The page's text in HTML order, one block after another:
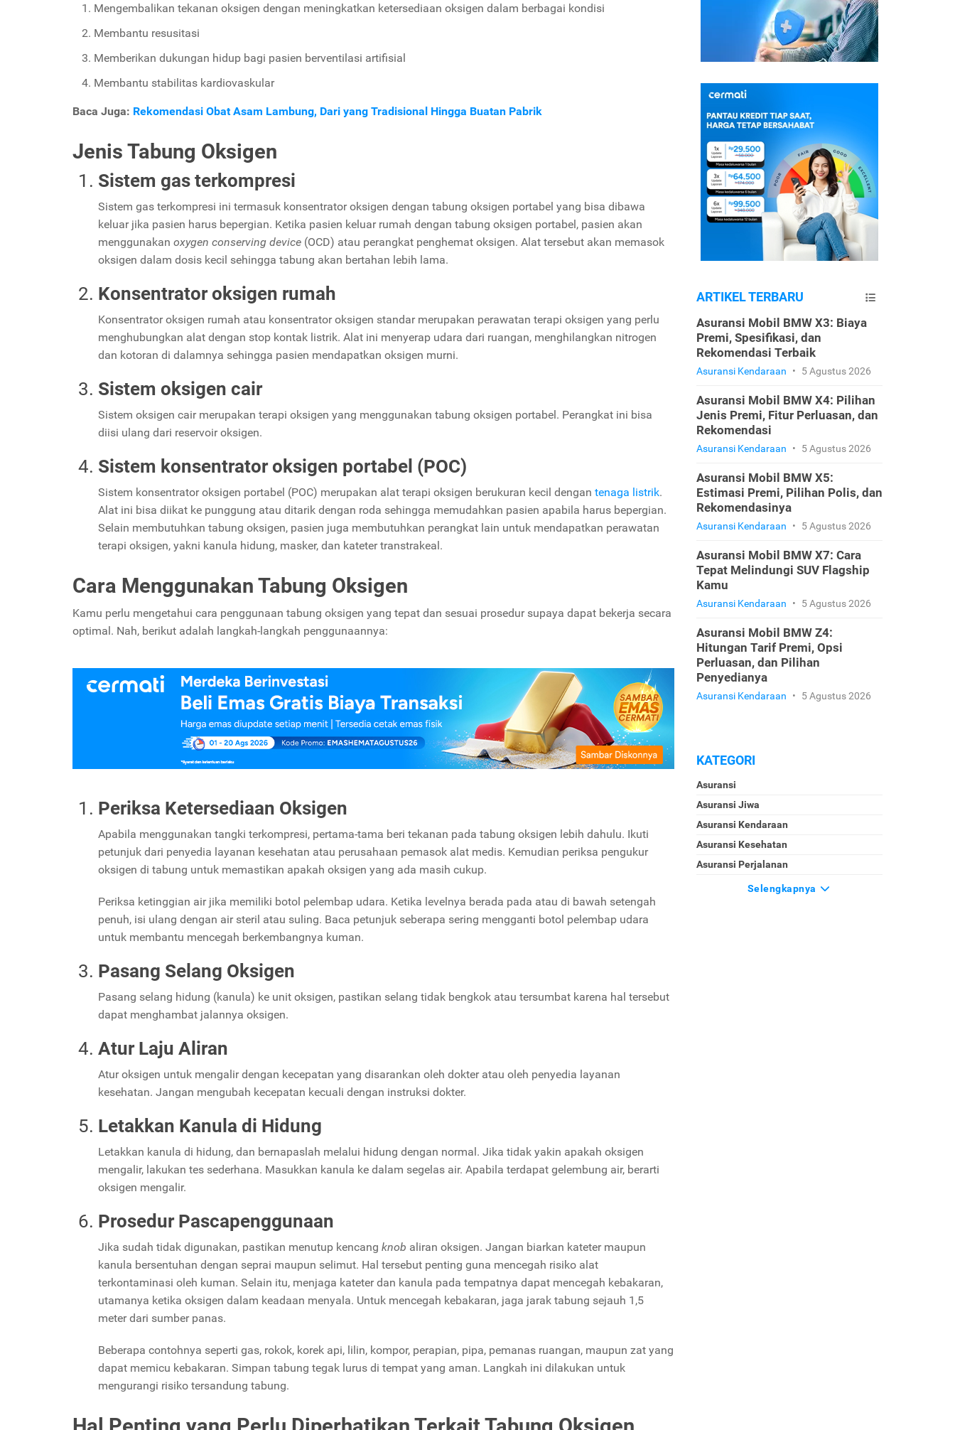
Mengembalikan tekanan oksigen dengan meningkatkan ketersediaan oksigen dalam berbagai kondisi
Membantu resusitasi
Memberikan dukungan hidup bagi pasien berventilasi artifisial
Membantu stabilitas kardiovaskular
Baca Juga: Rekomendasi Obat Asam Lambung, Dari yang Tradisional Hingga Buatan Pabrik
Jenis Tabung Oksigen
Sistem gas terkompresi
Sistem gas terkompresi ini termasuk konsentrator oksigen dengan tabung oksigen portabel yang bisa dibawa
keluar jika pasien harus bepergian. Ketika pasien keluar rumah dengan tabung oksigen portabel, pasien akan
menggunakan oxygen conserving device (OCD) atau perangkat penghemat oksigen. Alat tersebut akan memasok
oksigen dalam dosis kecil sehingga tabung akan bertahan lebih lama.
Konsentrator oksigen rumah
Konsentrator oksigen rumah atau konsentrator oksigen standar merupakan perawatan terapi oksigen yang perlu
menghubungkan alat dengan stop kontak listrik. Alat ini menyerap udara dari ruangan, menghilangkan nitrogen
dan kotoran di dalamnya sehingga pasien mendapatkan oksigen murni.
Sistem oksigen cair
Sistem oksigen cair merupakan terapi oksigen yang menggunakan tabung oksigen portabel. Perangkat ini bisa
diisi ulang dari reservoir oksigen.
Sistem konsentrator oksigen portabel (POC)
Sistem konsentrator oksigen portabel (POC) merupakan alat terapi oksigen berukuran kecil dengan tenaga listrik.
Alat ini bisa diikat ke punggung atau ditarik dengan roda sehingga memudahkan pasien apabila harus bepergian.
Selain membutuhkan tabung oksigen, pasien juga membutuhkan perangkat lain untuk mendapatkan perawatan
terapi oksigen, yakni kanula hidung, masker, dan kateter transtrakeal.
Cara Menggunakan Tabung Oksigen
Kamu perlu mengetahui cara penggunaan tabung oksigen yang tepat dan sesuai prosedur supaya dapat bekerja secara
optimal. Nah, berikut adalah langkah-langkah penggunaannya:
Periksa Ketersediaan Oksigen
Apabila menggunakan tangki terkompresi, pertama-tama beri tekanan pada tabung oksigen lebih dahulu. Ikuti
petunjuk dari penyedia layanan kesehatan atau perusahaan pemasok alat medis. Kemudian periksa pengukur
oksigen di tabung untuk memastikan apakah oksigen yang ada masih cukup.
Periksa ketinggian air jika memiliki botol pelembap udara. Ketika levelnya berada pada atau di bawah setengah
penuh, isi ulang dengan air steril atau suling. Baca petunjuk seberapa sering mengganti botol pelembap udara
untuk membantu mencegah berkembangnya kuman.
Pasang Selang Oksigen
Pasang selang hidung (kanula) ke unit oksigen, pastikan selang tidak bengkok atau tersumbat karena hal tersebut
dapat menghambat jalannya oksigen.
Atur Laju Aliran
Atur oksigen untuk mengalir dengan kecepatan yang disarankan oleh dokter atau oleh penyedia layanan
kesehatan. Jangan mengubah kecepatan kecuali dengan instruksi dokter.
Letakkan Kanula di Hidung
Letakkan kanula di hidung, dan bernapaslah melalui hidung dengan normal. Jika tidak yakin apakah oksigen
mengalir, lakukan tes sederhana. Masukkan kanula ke dalam segelas air. Apabila terdapat gelembung air, berarti
oksigen mengalir.
Prosedur Pascapenggunaan
Jika sudah tidak digunakan, pastikan menutup kencang knob aliran oksigen. Jangan biarkan kateter maupun
kanula bersentuhan dengan seprai maupun selimut. Hal tersebut penting guna mencegah risiko alat
terkontaminasi oleh kuman. Selain itu, menjaga kateter dan kanula pada tempatnya dapat mencegah kebakaran,
utamanya ketika oksigen dalam keadaan menyala. Untuk mencegah kebakaran, jaga jarak tabung sejauh 1,5
meter dari sumber panas.
Beberapa contohnya seperti gas, rokok, korek api, lilin, kompor, perapian, pipa, pemanas ruangan, maupun zat yang
dapat memicu kebakaran. Simpan tabung tegak lurus di tempat yang aman. Langkah ini dilakukan untuk
mengurangi risiko tersandung tabung.
ARTIKEL TERBARU
Asuransi Mobil BMW X3: Biaya
Premi, Spesifikasi, dan
Rekomendasi Terbaik
Asuransi Kendaraan • 5 Agustus 2026
Asuransi Mobil BMW X4: Pilihan
Jenis Premi, Fitur Perluasan, dan
Rekomendasi
Asuransi Kendaraan • 5 Agustus 2026
Asuransi Mobil BMW X5:
Estimasi Premi, Pilihan Polis, dan
Rekomendasinya
Asuransi Kendaraan • 5 Agustus 2026
Asuransi Mobil BMW X7: Cara
Tepat Melindungi SUV Flagship
Kamu
Asuransi Kendaraan • 5 Agustus 2026
Asuransi Mobil BMW Z4:
Hitungan Tarif Premi, Opsi
Perluasan, dan Pilihan
Penyedianya
Asuransi Kendaraan • 5 Agustus 2026
KATEGORI
Asuransi
Asuransi Jiwa
Asuransi Kendaraan
Asuransi Kesehatan
Asuransi Perjalanan
Selengkapnya